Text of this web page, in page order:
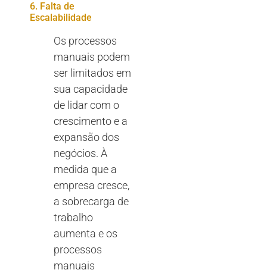
6. Falta de
Escalabilidade
Os processos
manuais podem
ser limitados em
sua capacidade
de lidar com o
crescimento e a
expansão dos
negócios. À
medida que a
empresa cresce,
a sobrecarga de
trabalho
aumenta e os
processos
manuais